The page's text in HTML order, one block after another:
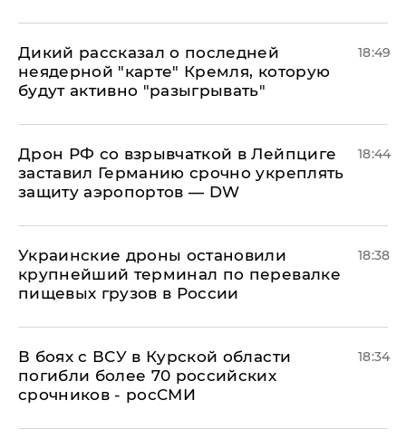
Дикий рассказал о последней
неядерной "карте" Кремля, которую
будут активно "разыгрывать"
18:49
​Дрон РФ со взрывчаткой в Лейпциге
заставил Германию срочно укреплять
защиту аэропортов — DW
18:44
Украинские дроны остановили
крупнейший терминал по перевалке
пищевых грузов в России
18:38
В боях с ВСУ в Курской области
погибли более 70 российских
срочников - росСМИ
18:34